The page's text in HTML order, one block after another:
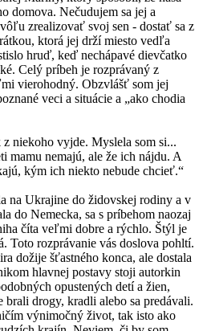
domova. Nečudujem sa jej a
zrealizovať svoj sen - dostať sa z
ktorá jej drží miesto vedľa
hruď, keď nechápavé dievčatko
Celý príbeh je rozprávaný z
vierohodný. Obzvlášť som jej
veci a situácie a „ako chodia
z niekoho vyjde. Myslela som si...
mamu nemajú, ale že ich nájdu. A
kým ich niekto nebude chcieť.“
na Ukrajine do židovskej rodiny a v
do Nemecka, sa s príbehom naozaj
číta veľmi dobre a rýchlo. Štýl je
Toto rozprávanie vás doslova pohltí.
dožije šťastného konca, ale dostala
hlavnej postavy stoji autorkin
opustených detí a žien,
drogy, kradli alebo sa predávali.
výnimočný život, tak isto ako